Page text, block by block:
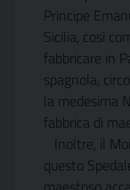
Principe
Sicilia, così
fabbricare in
spagnola,
la medesima
fabbrica di
Inoltre, il
questo